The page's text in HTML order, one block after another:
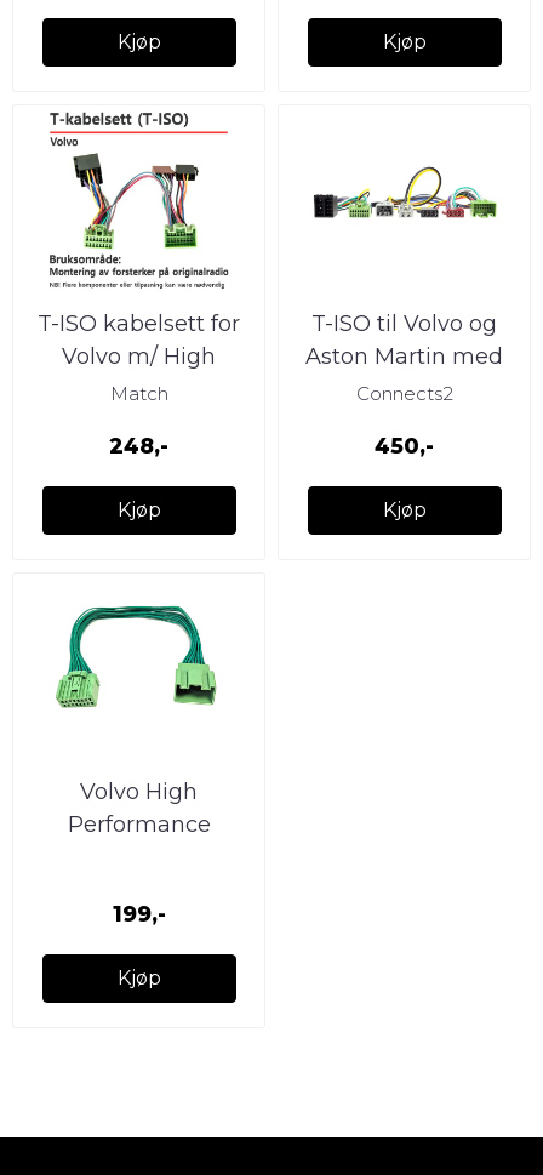
Kjøp Kjøp
T-ISO kabelsett for
Volvo m/ High
Performance
Match
248,-
Kjøp
T-ISO til Volvo og
Aston Martin med
High Performance
Connects2
450,-
Kjøp
Volvo High
Performance
199,-
Kjøp